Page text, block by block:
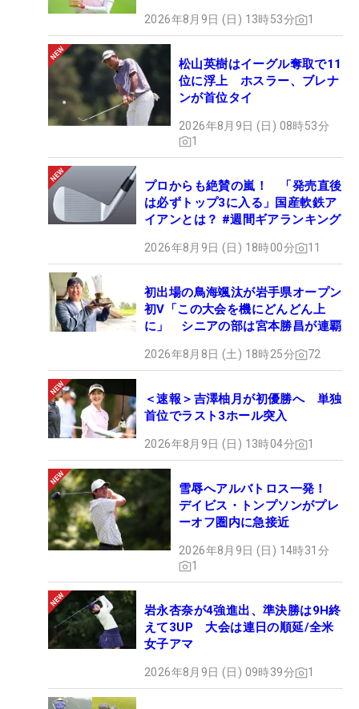
2026年8月9日 (日) 13時53分 1
松山英樹はイーグル奪取で11
位に浮上 ホスラー、ブレナ
ンが首位タイ
2026年8月9日 (日) 08時53分
1
プロからも絶賛の嵐！ 「発売直後
は必ずトップ3に入る」国産軟鉄ア
イアンとは？ #週間ギアランキング
2026年8月9日 (日) 18時00分 11
初出場の鳥海颯汰が岩手県オープン
初V「この大会を機にどんどん上
に」 シニアの部は宮本勝昌が連覇
2026年8月8日 (土) 18時25分 72
＜速報＞吉澤柚月が初優勝へ 単独
首位でラスト3ホール突入
2026年8月9日 (日) 13時04分 1
雪辱へアルバトロス一発！
デイビス・トンプソンがプレ
ーオフ圏内に急接近
2026年8月9日 (日) 14時31分
1
岩永杏奈が4強進出、準決勝は9H終
えて3UP 大会は連日の順延/全米
女子アマ
2026年8月9日 (日) 09時39分 1